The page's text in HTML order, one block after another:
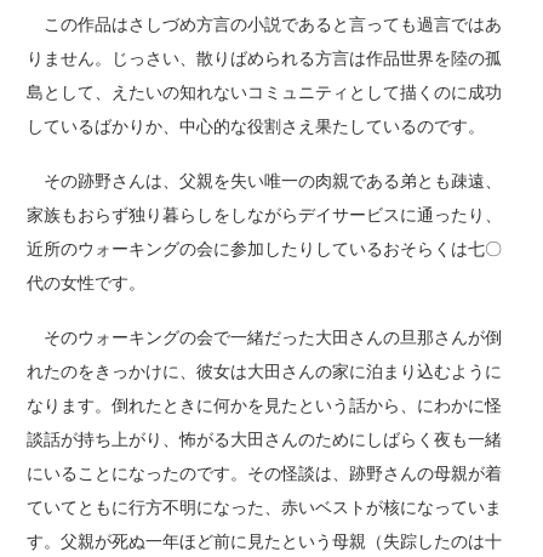
この作品はさしづめ方言の小説であると言っても過言ではあ
りません。じっさい、散りばめられる方言は作品世界を陸の孤
島として、えたいの知れないコミュニティとして描くのに成功
しているばかりか、中心的な役割さえ果たしているのです。
その跡野さんは、父親を失い唯一の肉親である弟とも疎遠、
家族もおらず独り暮らしをしながらデイサービスに通ったり、
近所のウォーキングの会に参加したりしているおそらくは七〇
代の女性です。
そのウォーキングの会で一緒だった大田さんの旦那さんが倒
れたのをきっかけに、彼女は大田さんの家に泊まり込むように
なります。倒れたときに何かを見たという話から、にわかに怪
談話が持ち上がり、怖がる大田さんのためにしばらく夜も一緒
にいることになったのです。その怪談は、跡野さんの母親が着
ていてともに行方不明になった、赤いベストが核になっていま
す。父親が死ぬ一年ほど前に見たという母親（失踪したのは十